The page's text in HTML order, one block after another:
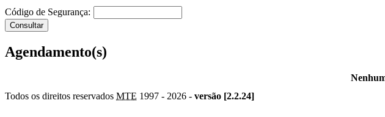
Código de Segurança:
Agendamento(s)
Todos os direitos reservados MTE 1997 - 2026 - versão [2.2.24]